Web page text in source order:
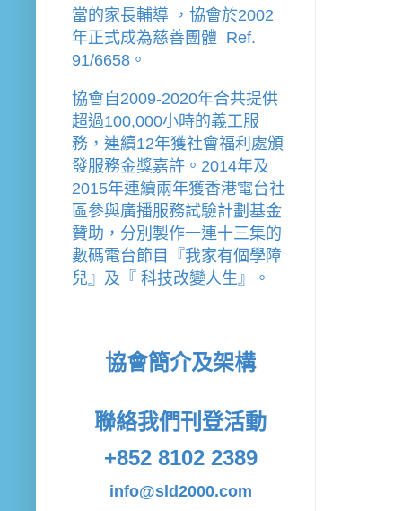
當的家長輔導
， 協會於2002
年正式成為慈善團體  Ref.
91/6658。
協會 自2009-2020年合共提供
超過100,000小時的義工服
務，連續12年獲社會福利處頒
發服務金獎嘉許。 2014年及
2015年連續兩年獲香港電台社
區參與廣播服務試驗計劃基金
贊助，分別製作一連十三集的
數碼電台節目『我家有個學障
兒』及『 科技改變人生』。
協會簡介及架構
聯絡我們刊登活動
+852 8102 2389
info@sld2000.com